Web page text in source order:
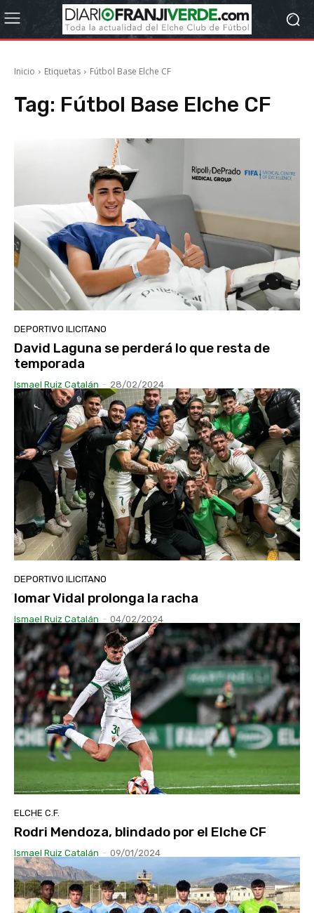
Inicio Etiquetas Fútbol Base Elche CF
Tag: Fútbol Base Elche CF
DEPORTIVO ILICITANO
David Laguna se perderá lo que resta de
temporada
Ismael Ruiz Catalán - 28/02/2024
DEPORTIVO ILICITANO
Iomar Vidal prolonga la racha
Ismael Ruiz Catalán - 04/02/2024
ELCHE C.F.
Rodri Mendoza, blindado por el Elche CF
Ismael Ruiz Catalán - 09/01/2024